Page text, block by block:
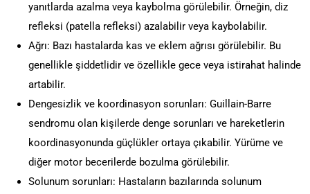
yanıtlarda azalma veya kaybolma görülebilir. Örneğin, diz
refleksi (patella refleksi) azalabilir veya kaybolabilir.
Ağrı: Bazı hastalarda kas ve eklem ağrısı görülebilir. Bu
genellikle şiddetlidir ve özellikle gece veya istirahat halinde
artabilir.
Dengesizlik ve koordinasyon sorunları: Guillain-Barre
sendromu olan kişilerde denge sorunları ve hareketlerin
koordinasyonunda güçlükler ortaya çıkabilir. Yürüme ve
diğer motor becerilerde bozulma görülebilir.
Solunum sorunları: Hastaların bazılarında solunum